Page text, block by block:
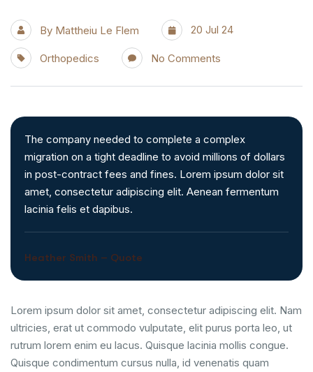
By Mattheiu Le Flem 20 Jul 24
Orthopedics No Comments
The company needed to complete a complex
migration on a tight deadline to avoid millions of dollars
in post-contract fees and fines. Lorem ipsum dolor sit
amet, consectetur adipiscing elit. Aenean fermentum
lacinia felis et dapibus.
Heather Smith – Quote
Lorem ipsum dolor sit amet, consectetur adipiscing elit. Nam
ultricies, erat ut commodo vulputate, elit purus porta leo, ut
rutrum lorem enim eu lacus. Quisque lacinia mollis congue.
Quisque condimentum cursus nulla, id venenatis quam